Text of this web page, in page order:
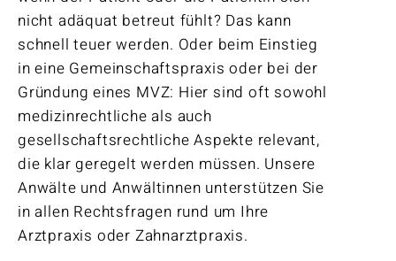
nicht adäquat betreut fühlt? Das kann
schnell teuer werden. Oder beim Einstieg
in eine Gemeinschaftspraxis oder bei der
Gründung eines MVZ: Hier sind oft sowohl
medizinrechtliche als auch
gesellschaftsrechtliche Aspekte relevant,
die klar geregelt werden müssen. Unsere
Anwälte und Anwältinnen unterstützen Sie
in allen Rechtsfragen rund um Ihre
Arztpraxis oder Zahnarztpraxis.